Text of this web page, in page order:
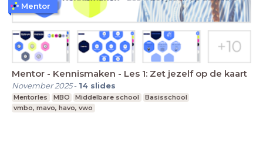
Mentor - Kennismaken - Les 1: Zet jezelf op de kaart
November 2025- 14 slides
Mentorles MBO Middelbare school
Basisschool
vmbo, mavo, havo, vwo
Mentor